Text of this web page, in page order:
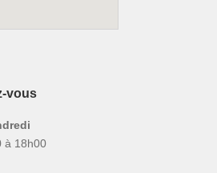
vous
à 18h00